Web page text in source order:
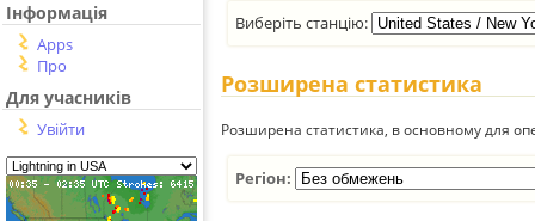
Інформація
Apps
Про
Для учасників
Увійти
Виберіть станцію:
Розширена статистика
Розширена статистика, в основному для
Регіон: